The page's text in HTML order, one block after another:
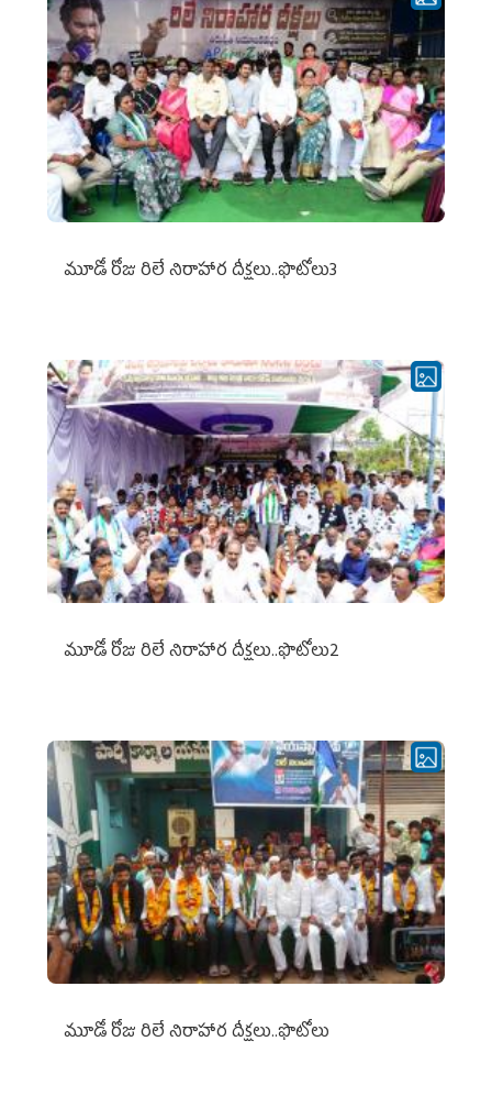
మూడో రోజు రిలే నిరాహార దీక్షలు..ఫొటోలు3
మూడో రోజు రిలే నిరాహార దీక్షలు..ఫొటోలు2
మూడో రోజు రిలే నిరాహార దీక్షలు..ఫొటోలు